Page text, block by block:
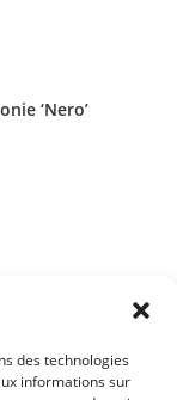
des technologies
informations sur
‘Nero’